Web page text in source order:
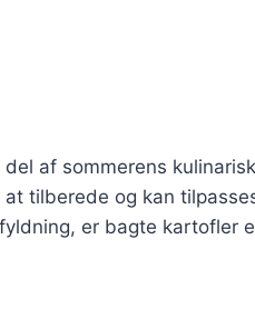
af sommerens
tilberede og kan
er bagte kartofler